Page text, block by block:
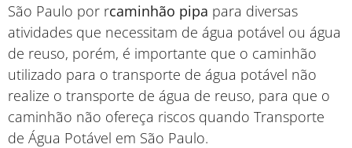
São Paulo por rcaminhão pipa para diversas
atividades que necessitam de água potável ou água
de reuso, porém, é importante que o caminhão
utilizado para o transporte de água potável não
realize o transporte de água de reuso, para que o
caminhão não ofereça riscos quando Transporte
de Água Potável em São Paulo.